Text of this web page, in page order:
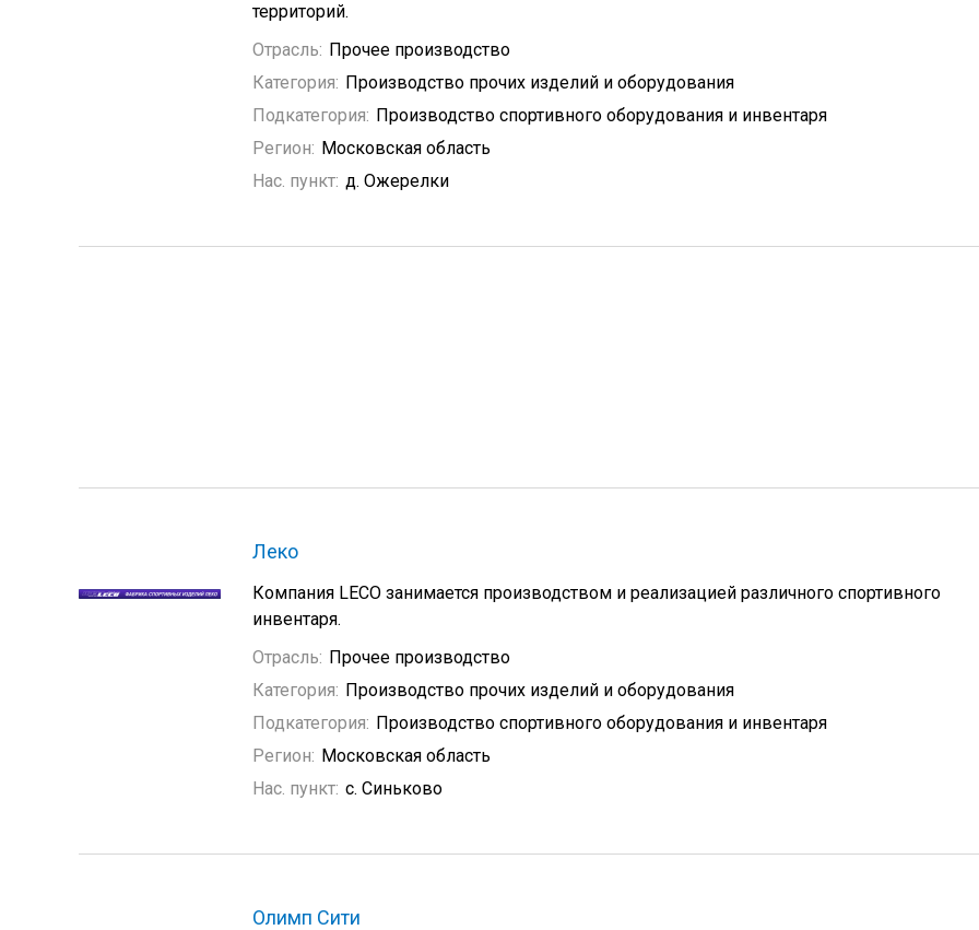
территорий.
Отрасль: Прочее производство
Категория: Производство прочих изделий и оборудования
Подкатегория: Производство спортивного оборудования и инвентаря
Регион: Московская область
Нас. пункт: д. Ожерелки
Леко
Компания LECO занимается производством и реализацией различного спортивного
инвентаря.
Отрасль: Прочее производство
Категория: Производство прочих изделий и оборудования
Подкатегория: Производство спортивного оборудования и инвентаря
Регион: Московская область
Нас. пункт: с. Синьково
Олимп Сити